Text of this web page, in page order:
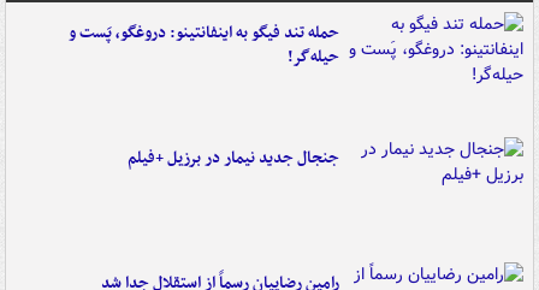
حمله تند فیگو به اینفانتینو: دروغگو، پَست‌ و
حیله‌گر!
جنجال جدید نیمار در برزیل +فیلم
رامین رضاییان رسماً از استقلال جدا شد